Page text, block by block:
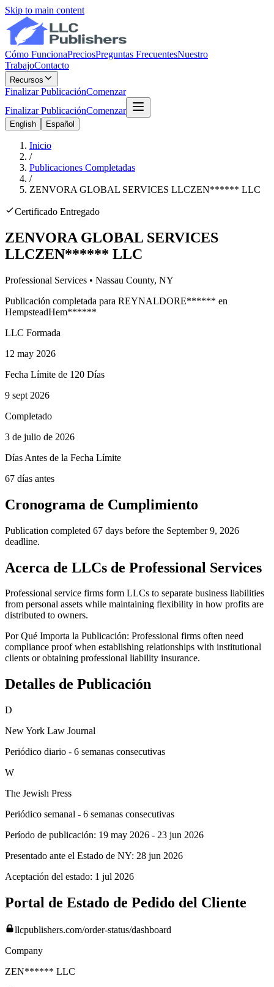
Skip to main content
Cómo FuncionaPreciosPreguntas FrecuentesNuestro
TrabajoContacto
Recursos
Finalizar PublicaciónComenzar
Finalizar PublicaciónComenzar
English Español
Inicio
/
Publicaciones Completadas
/
ZENVORA GLOBAL SERVICES LLCZEN****** LLC
Certificado Entregado
ZENVORA GLOBAL SERVICES
LLCZEN****** LLC
Professional Services • Nassau County, NY
Publicación completada para REYNALDORE****** en
HempsteadHem******
LLC Formada
12 may 2026
Fecha Límite de 120 Días
9 sept 2026
Completado
3 de julio de 2026
Días Antes de la Fecha Límite
67 días antes
Cronograma de Cumplimiento
Publication completed 67 days before the September 9, 2026
deadline.
Acerca de LLCs de Professional Services
Professional service firms form LLCs to separate business liabilities
from personal assets while maintaining flexibility in how profits are
distributed to owners.
Por Qué Importa la Publicación: Professional firms often need
compliance proof when establishing relationships with institutional
clients or obtaining professional liability insurance.
Detalles de Publicación
D
New York Law Journal
Periódico diario - 6 semanas consecutivas
W
The Jewish Press
Periódico semanal - 6 semanas consecutivas
Período de publicación: 19 may 2026 - 23 jun 2026
Presentado ante el Estado de NY: 28 jun 2026
Aceptación del estado: 1 jul 2026
Portal de Estado de Pedido del Cliente
llcpublishers.com/order-status/dashboard
Company
ZEN****** LLC